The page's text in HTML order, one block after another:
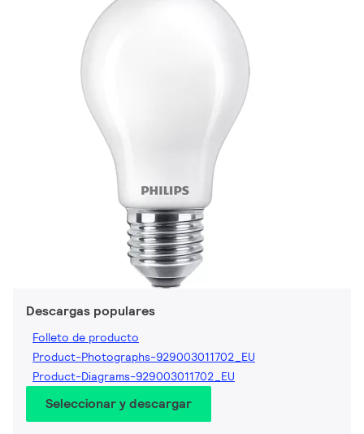
Descargas populares
Folleto de producto
Product-Photographs-929003011702_EU
Product-Diagrams-929003011702_EU
Seleccionar y descargar